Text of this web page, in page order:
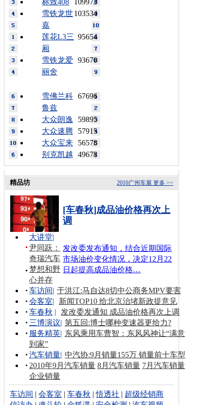
109973
标致408
103534
雪铁龙世
嘉
95654
莲花L3三
厢
93670
雪铁龙爱
丽舍
67696
雪佛兰科
鲁兹
59895
大众朗逸
57915
大众速腾
56578
大众宝来
49678
别克凯越
更多 >>
2010广州车展
精品坊
[车春秋]成品油价格再次上
调
发改委发布通知，结合近期国际
市场油价变化情况，决定12月22
日起提高成品油价格…
大讲堂|
尹同跃：
奇瑞汽车
梦想和野
心并存
车访间| 于洪江:马自达8切中公商务MPV要害
会客室|
新闻TOP10 给北京治堵新政提意见
车春秋 |
发改委发通知 成品油价格再次上调
三博演议| 第五回:博士哪种变速器更给力?
服务精英| 东风乘用车曹智：东风风神让“满意
到家”
汽车销量| 中汽协:9月销量155万 销量前十车型
2010年9月汽车销量 8月汽车销量 7月汽车销量
企业销量
车访间 |会客室 |车春秋 |悟透社 | 超级经销商